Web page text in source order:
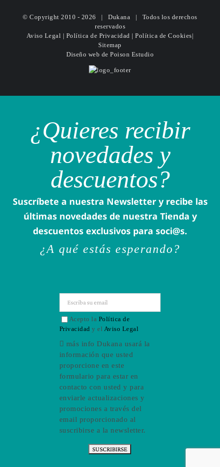
© Copyright 2010 - 2026 | Dukana | Todos los derechos
reservados
Aviso Legal | Política de Privacidad |Política de Cookies|
Sitemap
Diseño web de Poison Estudio
¿Quieres recibir
novedades y
descuentos?
Suscríbete a nuestra Newsletter y recibe las
últimas novedades de nuestra Tienda y
descuentos exclusivos para soci@s.
¿A qué estás esperando?
Acepto la Política de
Privacidad y el Aviso Legal
más info Dukana usará la
información que usted
proporcione en este
formulario para estar en
contacto con usted y para
enviarle actualizaciones y
promociones a través del
email proporcionado al
suscribirse a la newsletter.